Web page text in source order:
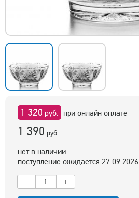
1 320 руб. при онлайн оплате
1 390 руб.
нет в наличии
поступление ожидается 27.09.2026
-
+